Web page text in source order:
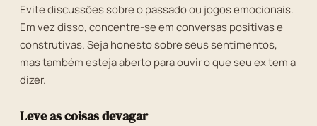
Evite discussões sobre o passado ou jogos emocionais.
Em vez disso, concentre-se em conversas positivas e
construtivas. Seja honesto sobre seus sentimentos,
mas também esteja aberto para ouvir o que seu ex tem a
dizer.
Leve as coisas devagar